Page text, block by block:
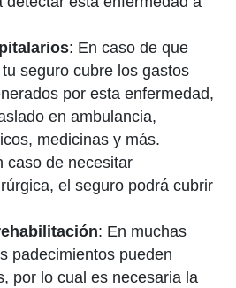
: En caso de que
seguro cubre los gastos
por esta enfermedad,
en ambulancia,
medicinas y más.
caso de necesitar
el seguro podrá cubrir
: En muchas
padecimientos pueden
por lo cual es necesaria la